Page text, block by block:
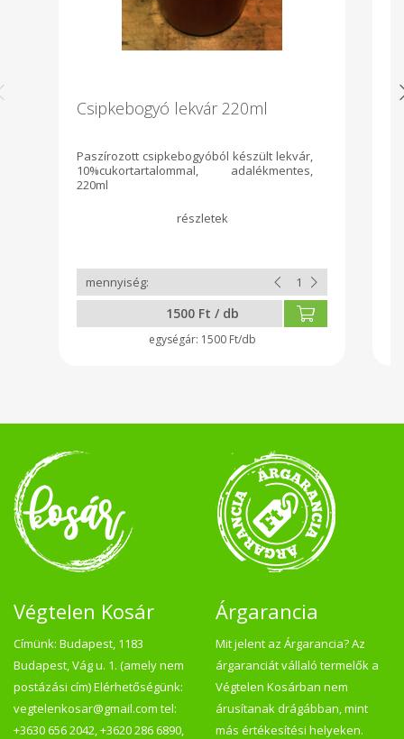
Csipkebogyó lekvár 220ml
Paszírozott csipkebogyóból készült lekvár,
10%cukortartalommal, adalékmentes,
220ml
1500 Ft / db
1500 Ft/db
Végtelen Kosár
Címünk: Budapest, 1183
Budapest, Vág u. 1. (amely nem
postázási cím) Elérhetőségünk:
vegtelenkosar@gmail.com tel:
+3630 656 2042, +3620 286 6890,
Árgarancia
Mit jelent az Árgarancia? Az
árgaranciát vállaló termelők a
Végtelen Kosárban nem
árusítanak drágábban, mint
más értékesítési helyeken.